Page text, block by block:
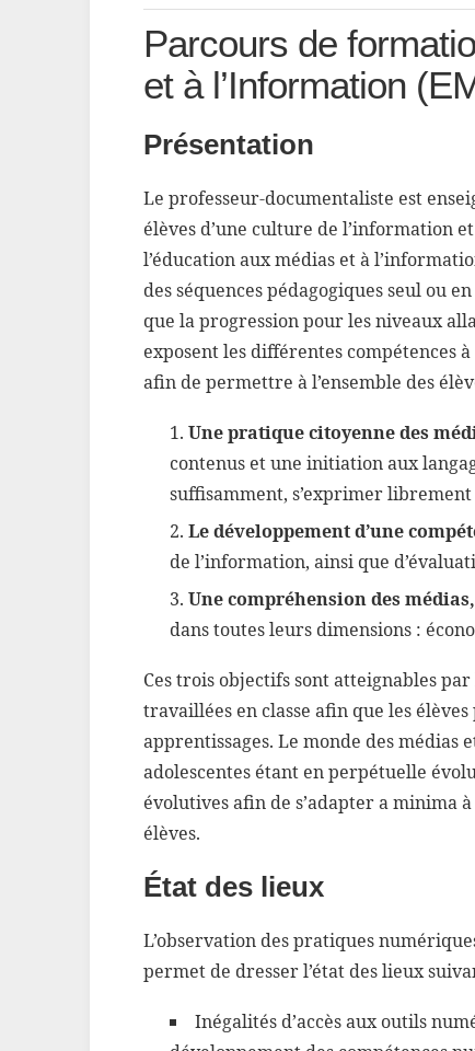
Parcours de
et à l’Information
Présentation
Le professeur-documentaliste est
élèves d’une culture de l’information
l’éducation aux médias et à
des séquences pédagogiques seul ou
que la progression pour les niveaux
exposent les différentes
afin de permettre à l’ensemble des
Une pratique citoyenne des
contenus et une initiation aux
suffisamment, s’exprimer
Le développement d’une
de l’information, ainsi que
Une compréhension des
dans toutes leurs dimensions :
Ces trois objectifs sont atteignables
travaillées en classe afin que les
apprentissages. Le monde des
adolescentes étant en perpétuelle
évolutives afin de s’adapter a minima
élèves.
État des lieux
L’observation des pratiques
permet de dresser l’état des lieux
Inégalités d’accès aux outils